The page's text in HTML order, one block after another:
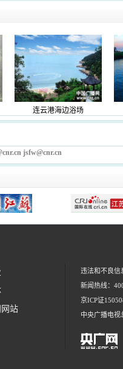
连云港海边浴场
jsfw@cnr.cn
站
违法和不良信
新闻热线：
京ICP证
中央广播电视